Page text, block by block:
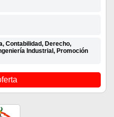
Contabilidad, Derecho,
Industrial, Promoción